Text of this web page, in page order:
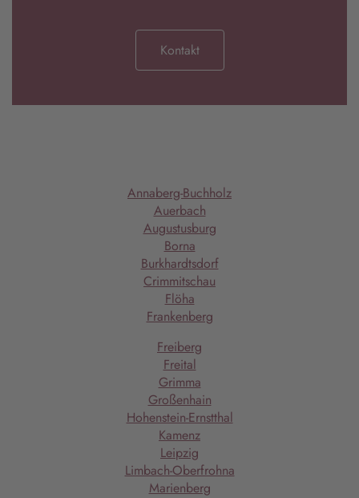
Kontakt
Annaberg-Buchholz
Auerbach
Augustusburg
Borna
Burkhardtsdorf
Crimmitschau
Flöha
Frankenberg
Freiberg
Freital
Grimma
Großenhain
Hohenstein-Ernstthal
Kamenz
Leipzig
Limbach-Oberfrohna
Marienberg